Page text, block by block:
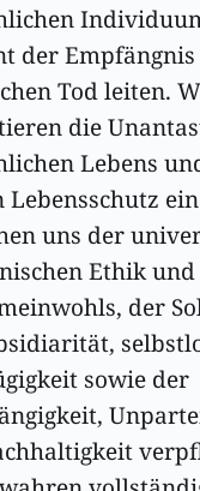
der
Tod leiten.
die
Lebens
Lebensschutz
uns der
Ethik
der
sowie der